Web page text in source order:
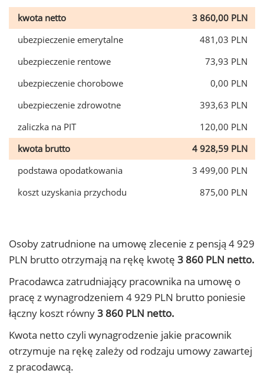
kwota netto
3 860,00 PLN
ubezpieczenie emerytalne
481,03 PLN
ubezpieczenie rentowe
73,93 PLN
ubezpieczenie chorobowe
0,00 PLN
ubezpieczenie zdrowotne
393,63 PLN
zaliczka na PIT
120,00 PLN
kwota brutto
4 928,59 PLN
podstawa opodatkowania
3 499,00 PLN
koszt uzyskania przychodu
875,00 PLN
Osoby zatrudnione na umowę zlecenie z pensją 4 929
PLN brutto otrzymają na rękę kwotę 3 860 PLN netto.
Pracodawca zatrudniający pracownika na umowę o
pracę z wynagrodzeniem 4 929 PLN brutto poniesie
łączny koszt równy3 860 PLN netto.
Kwota netto czyli wynagrodzenie jakie pracownik
otrzymuje na rękę zależy od rodzaju umowy zawartej
z pracodawcą.